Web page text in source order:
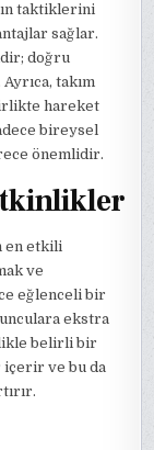
taktiklerini
sağlar.
doğru
takım
hareket
bireysel
önemlidir.
en etkili
ve
eğlenceli bir
ekstra
belirli bir
içerir ve bu da